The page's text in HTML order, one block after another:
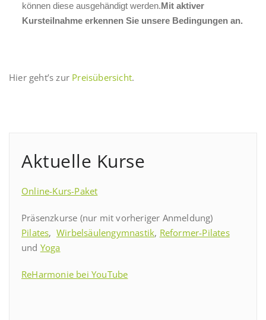
können diese ausgehändigt werden.Mit aktiver
Kursteilnahme erkennen Sie unsere Bedingungen an.
Hier geht’s zur Preisübersicht.
Aktuelle Kurse
Online-Kurs-Paket
Präsenzkurse (nur mit vorheriger Anmeldung)
Pilates,Wirbelsäulengymnastik, Reformer-Pilates
und Yoga
ReHarmonie bei YouTube